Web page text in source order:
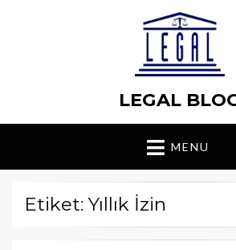
LEGAL
MENU
Etiket: Yıllık İzin